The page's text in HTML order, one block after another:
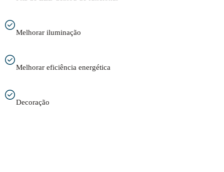
Melhorar iluminação
Melhorar eficiência energética
Decoração